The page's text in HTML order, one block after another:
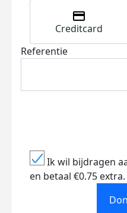
Creditcard
Referentie
Ik wil bijdragen
en betaal €0.75 extra.